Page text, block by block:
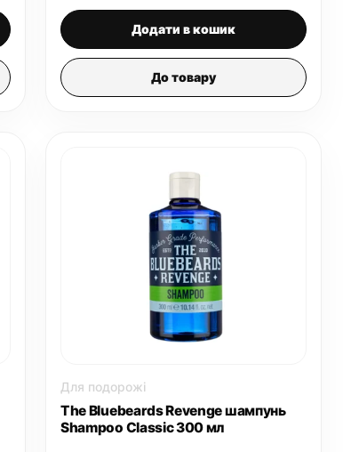
Додати в кошик
До товару
Для подорожі
The Bluebeards Revenge шампунь
Shampoo Classic 300 мл